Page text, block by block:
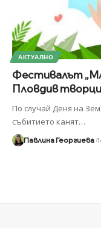
АКТУАЛНО
Фестивалът
Пловдив
По случай Деня на
събитието канят…
Павлина Георгиева